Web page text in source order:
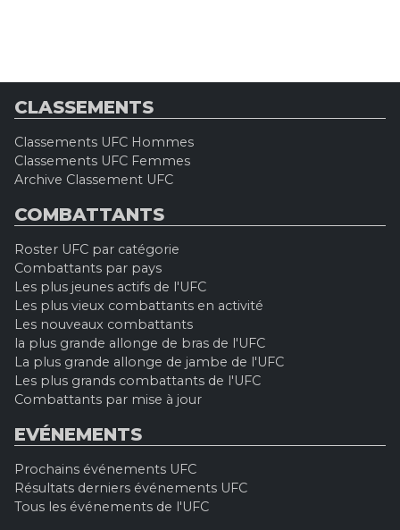
CLASSEMENTS
Classements UFC Hommes
Classements UFC Femmes
Archive Classement UFC
COMBATTANTS
Roster UFC par catégorie
Combattants par pays
Les plus jeunes actifs de l'UFC
Les plus vieux combattants en activité
Les nouveaux combattants
la plus grande allonge de bras de l'UFC
La plus grande allonge de jambe de l'UFC
Les plus grands combattants de l'UFC
Combattants par mise à jour
EVÉNEMENTS
Prochains événements UFC
Résultats derniers événements UFC
Tous les événements de l'UFC